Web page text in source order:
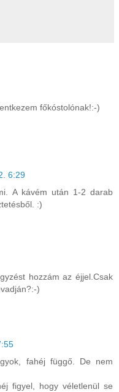
főkóstolónak!:-)
6:29
A kávém után 1-2 darab
:)
hozzám az éjjel.Csak
)
fahéj függő. De nem
figyel, hogy véletlenül se